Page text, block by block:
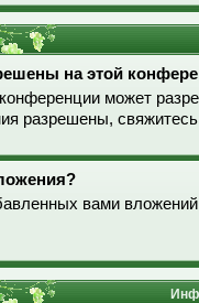
на этой
может
разрешены,
вами